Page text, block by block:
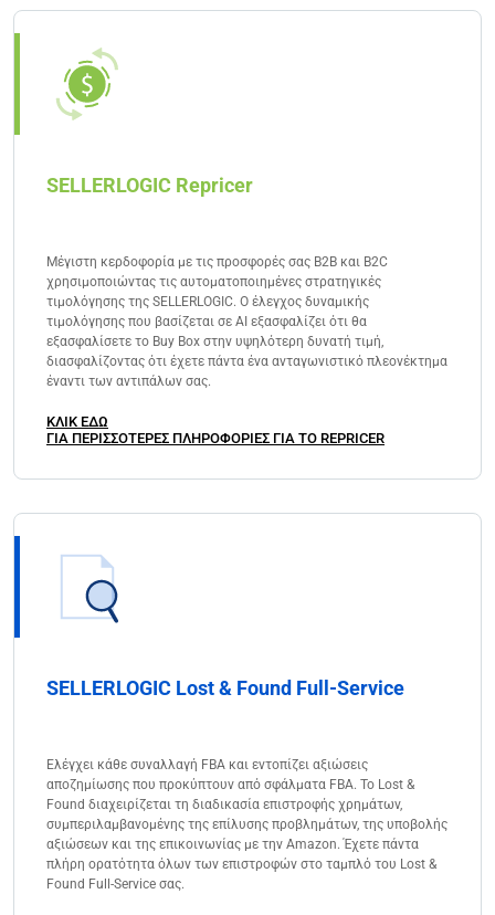
SELLERLOGIC Repricer
Μέγιστη κερδοφορία με τις προσφορές σας B2B και B2C
χρησιμοποιώντας τις αυτοματοποιημένες στρατηγικές
τιμολόγησης της SELLERLOGIC. Ο έλεγχος δυναμικής
τιμολόγησης που βασίζεται σε AI εξασφαλίζει ότι θα
εξασφαλίσετε το Buy Box στην υψηλότερη δυνατή τιμή,
διασφαλίζοντας ότι έχετε πάντα ένα ανταγωνιστικό πλεονέκτημα
έναντι των αντιπάλων σας.
ΚΛΙΚ ΕΔΩ
ΓΙΑ ΠΕΡΙΣΣΟΤΕΡΕΣ ΠΛΗΡΟΦΟΡΙΕΣ ΓΙΑ ΤΟ REPRICER
SELLERLOGIC Lost & Found Full-Service
Ελέγχει κάθε συναλλαγή FBA και εντοπίζει αξιώσεις
αποζημίωσης που προκύπτουν από σφάλματα FBA. Το Lost &
Found διαχειρίζεται τη διαδικασία επιστροφής χρημάτων,
συμπεριλαμβανομένης της επίλυσης προβλημάτων, της υποβολής
αξιώσεων και της επικοινωνίας με την Amazon. Έχετε πάντα
πλήρη ορατότητα όλων των επιστροφών στο ταμπλό του Lost &
Found Full-Service σας.